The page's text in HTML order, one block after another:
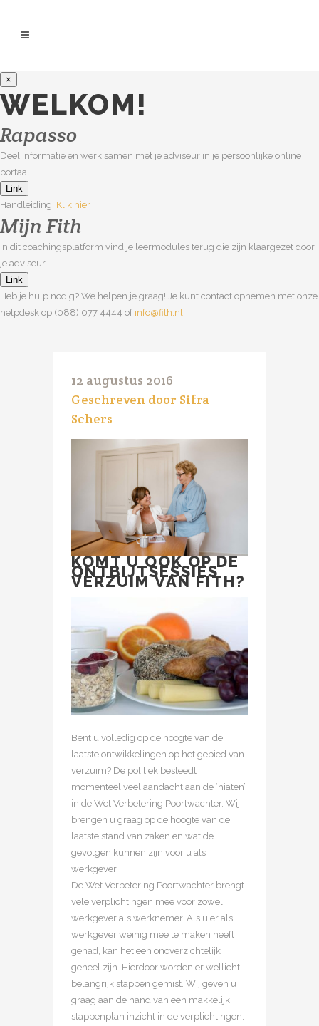
×
WELKOM!
Rapasso
Deel informatie en werk samen met je adviseur in je persoonlijke online
portaal.
Link
Handleiding: Klik hier
Mijn Fith
In dit coachingsplatform vind je leermodules terug die zijn klaargezet door
je adviseur.
Link
Heb je hulp nodig? We helpen je graag! Je kunt contact opnemen met onze
helpdesk op (088) 077 4444 of info@fith.nl.
12 augustus 2016
Geschreven door Sifra
Schers
KOMT U OOK OP DE
ONTBIJTSESSIES
VERZUIM VAN FITH?
Bent u volledig op de hoogte van de
laatste ontwikkelingen op het gebied van
verzuim? De politiek besteedt
momenteel veel aandacht aan de ‘hiaten’
in de Wet Verbetering Poortwachter. Wij
brengen u graag op de hoogte van de
laatste stand van zaken en wat de
gevolgen kunnen zijn voor u als
werkgever.
De Wet Verbetering Poortwachter brengt
vele verplichtingen mee voor zowel
werkgever als werknemer. Als u er als
werkgever weinig mee te maken heeft
gehad, kan het een onoverzichtelijk
geheel zijn. Hierdoor worden er wellicht
belangrijk stappen gemist. Wij geven u
graag aan de hand van een makkelijk
stappenplan inzicht in de verplichtingen.